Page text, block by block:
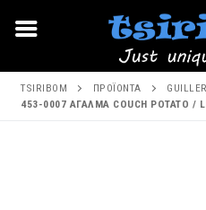
Μετάβαση
TSIRIBOM ΠΡΟΪΌΝΤΑ
453-0007 ΑΓΑΛΜΑ COUCH POTATO /